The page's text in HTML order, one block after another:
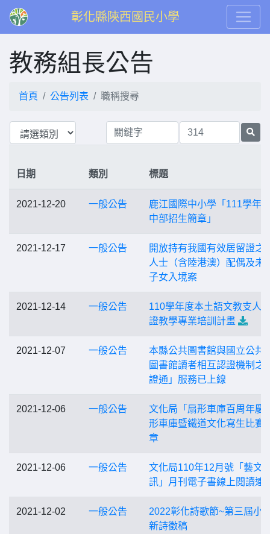
彰化縣陝西國民小學
教務組長公告
首頁 公告列表 職稱搜尋
日期 類別 標題
2021-12-20 一般公告
鹿江國際中小學「111學年
中部招生簡章」
2021-12-17 一般公告
開放持有我國有效居留證之
人士（含陸港澳）配偶及未
子女入境案
2021-12-14 一般公告
110學年度本土語文教支人
證教學專業培訓計畫
2021-12-07 一般公告
本縣公共圖書館與國立公共
圖書館讀者相互認證機制之
證通」服務已上線
2021-12-06 一般公告
文化局「扇形車庫百周年慶-
形車庫暨鐵道文化寫生比賽
章
2021-12-06 一般公告
文化局110年12月號「藝文
訊」月刊電子書線上閱讀連
2021-12-02 一般公告
2022彰化詩歌節~第三屆小
新詩徵稿